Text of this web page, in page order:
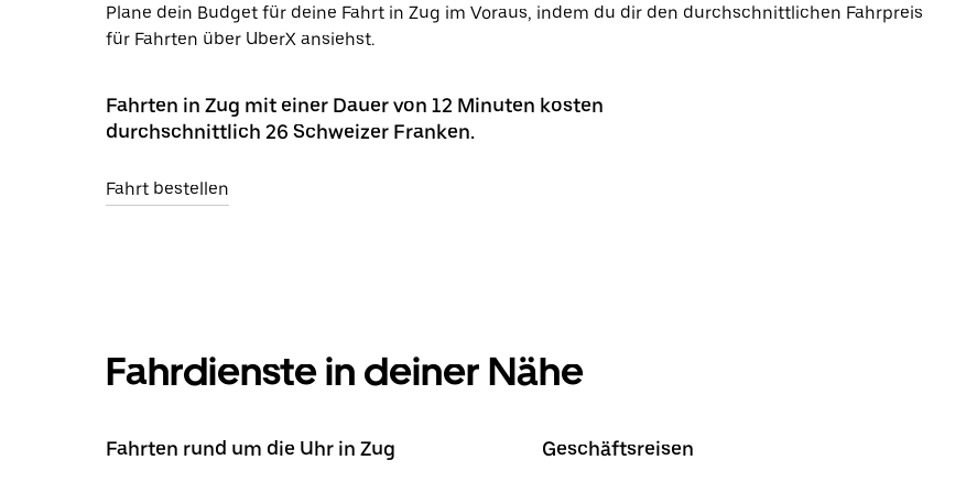
Plane dein Budget für deine Fahrt in Zug im Voraus, indem du dir den durchschnittlichen Fahrpreis
für Fahrten über UberX ansiehst.
Fahrten in Zug mit einer Dauer von 12 Minuten kosten
durchschnittlich 26 Schweizer Franken.
Fahrt bestellen
Fahrdienste in deiner Nähe
Fahrten rund um die Uhr in Zug Geschäftsreisen